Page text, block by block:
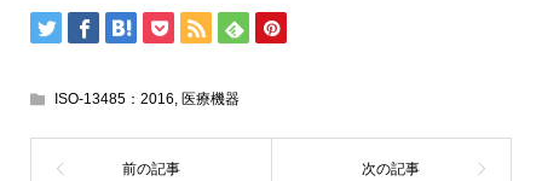
ISO-13485：2016, 医療機器